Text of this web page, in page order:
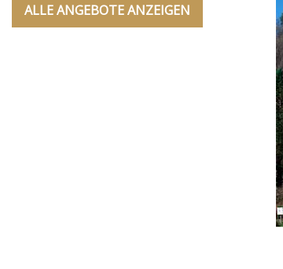
ALLE ANGEBOTE ANZEIGEN